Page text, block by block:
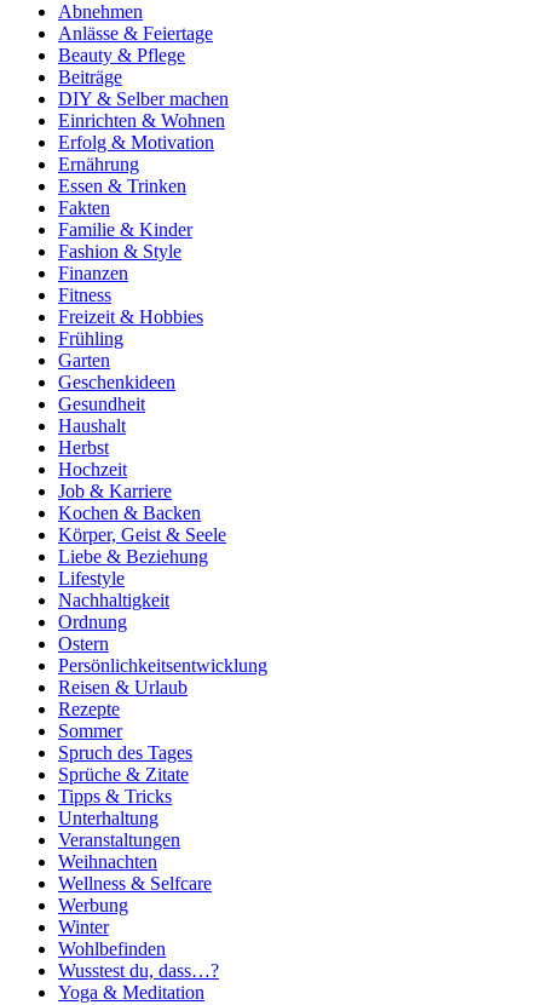
Abnehmen
Anlässe & Feiertage
Beauty & Pflege
Beiträge
DIY & Selber machen
Einrichten & Wohnen
Erfolg & Motivation
Ernährung
Essen & Trinken
Fakten
Familie & Kinder
Fashion & Style
Finanzen
Fitness
Freizeit & Hobbies
Frühling
Garten
Geschenkideen
Gesundheit
Haushalt
Herbst
Hochzeit
Job & Karriere
Kochen & Backen
Körper, Geist & Seele
Liebe & Beziehung
Lifestyle
Nachhaltigkeit
Ordnung
Ostern
Persönlichkeitsentwicklung
Reisen & Urlaub
Rezepte
Sommer
Spruch des Tages
Sprüche & Zitate
Tipps & Tricks
Unterhaltung
Veranstaltungen
Weihnachten
Wellness & Selfcare
Werbung
Winter
Wohlbefinden
Wusstest du, dass…?
Yoga & Meditation